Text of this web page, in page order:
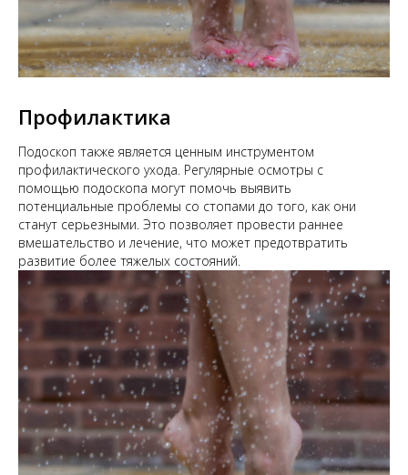
Профилактика
Подоскоп также является ценным инструментом
профилактического ухода. Регулярные осмотры с
помощью подоскопа могут помочь выявить
потенциальные проблемы со стопами до того, как они
станут серьезными. Это позволяет провести раннее
вмешательство и лечение, что может предотвратить
развитие более тяжелых состояний.